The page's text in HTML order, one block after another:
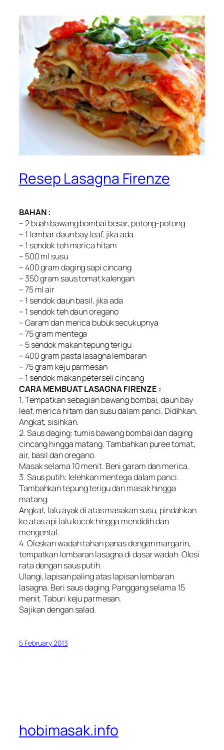
Resep Lasagna Firenze
BAHAN :
– 2 buah bawang bombai besar, potong-potong
– 1 lembar daun bay leaf, jika ada
– 1 sendok teh merica hitam
– 500 ml susu
– 400 gram daging sapi cincang
– 350 gram saus tomat kalengan
– 75 ml air
– 1 sendok daun basil, jika ada
– 1 sendok teh daun oregano
– Garam dan merica bubuk secukupnya
– 75 gram mentega
– 5 sendok makan tepung terigu
– 400 gram pasta lasagna lembaran
– 75 gram keju parmesan
– 1 sendok makan peterseli cincang
CARA MEMBUAT LASAGNA FIRENZE :
1. Tempatkan sebagian bawang bombai, daun bay
leaf, merica hitam dan susu dalam panci. Didihkan.
Angkat, sisihkan.
2. Saus daging: tumis bawang bombai dan daging
cincang hingga matang. Tambahkan puree tomat,
air, basil dan oregano.
Masak selama 10 menit. Beni garam dan merica.
3. Saus putih: lelehkan mentega dalam panci.
Tambahkan tepung terigu dan masak hingga
matang.
Angkat, lalu ayak di atas masakan susu, pindahkan
ke atas api lalu kocok hingga mendidih dan
mengental.
4. Oleskan wadah tahan panas dengan margarin,
tempatkan lembaran lasagna di dasar wadah. Olesi
rata dengan saus putih.
Ulangi, lapisan paling atas lapisan lembaran
lasagna. Beri saus daging. Panggang selama 15
menit. Taburi keju parmesan.
Sajikan dengan salad.
5 February 2013
hobimasak.info